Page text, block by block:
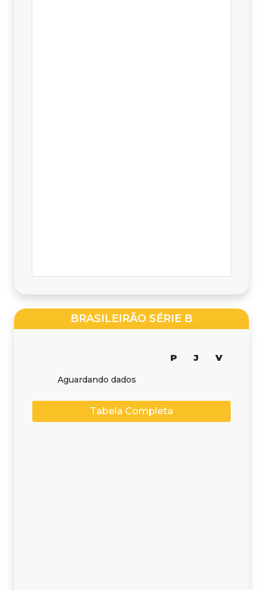
BRASILEIRÃO SÉRIE B
P J V
Aguardando dados
Tabela Completa